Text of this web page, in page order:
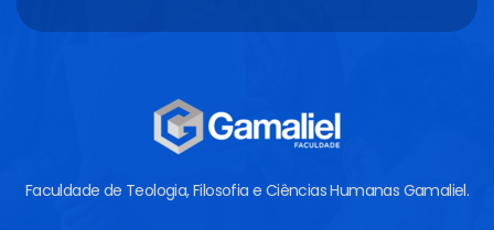
Faculdade de Teologia, Filosofia e Ciências Humanas Gamaliel.